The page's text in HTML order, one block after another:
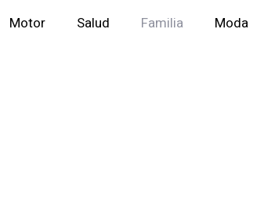
Motor Salud Familia Moda